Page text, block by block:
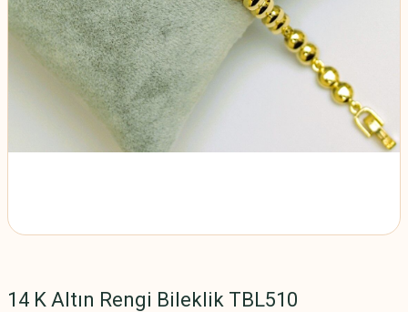
14 K Altın Rengi Bileklik TBL510